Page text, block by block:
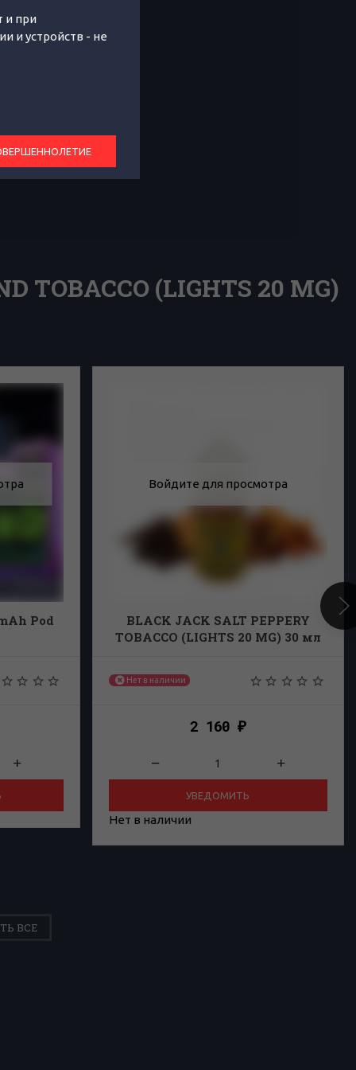
TOBACCO (LIGHTS 20 MG)
Pod
Войдите для просмотра
BLACK JACK SALT PEPPERY
TOBACCO (LIGHTS 20 MG) 30 мл
Нет в наличии
2 160₽
УВЕДОМИТЬ
Нет в наличии
ВСЕ
и при
и устройств - не